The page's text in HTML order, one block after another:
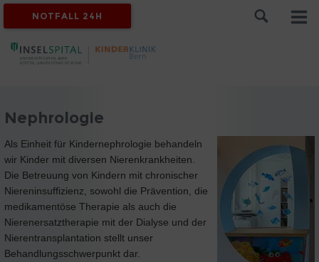
NOTFALL 24H
Nephrologie
Als Einheit für Kindernephrologie behandeln
wir Kinder mit diversen Nierenkrankheiten.
Die Betreuung von Kindern mit chronischer
Niereninsuffizienz, sowohl die Prävention, die
medikamentöse Therapie als auch die
Nierenersatztherapie mit der Dialyse und der
Nierentransplantation stellt unser
Behandlungsschwerpunkt dar.